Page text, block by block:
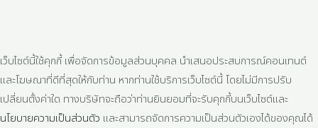
เว็บไซต์นี้ใช้คุกกี้ เพื่อจัดการข้อมูลส่วนบุคคล นำเสนอประสบการณ์คอนเทนต์
และโฆษณาที่ดีที่สุดให้กับท่าน หากท่านใช้บริการเว็บไซต์นี้ โดยไม่มีการปรับ
เปลี่ยนตั้งค่าใด ทางบริษัทจะถือว่าท่านยินยอมที่จะรับคุกกี้บนเว็บไซต์และ
นโยบายความเป็นส่วนตัว และสามารถจัดการความเป็นส่วนตัวเองได้ของคุณได้